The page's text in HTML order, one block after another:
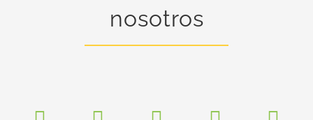
nosotros